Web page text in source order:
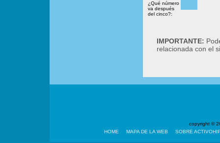
¿Qué número
va después
del cinco?:
IMPORTANTE:
relacionada con el
copyright ©
HOME
MAPA DE LA WEB SOBRE